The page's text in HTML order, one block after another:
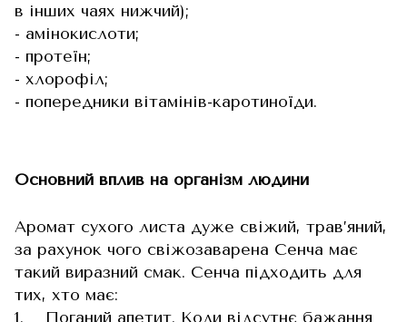
в інших чаях нижчий);
- амінокислоти;
- протеїн;
- хлорофіл;
- попередники вітамінів-каротиноїди.
Основний вплив на організм людини
Аромат сухого листа дуже свіжий, трав’яний,
за рахунок чого свіжозаварена Сенча має
такий виразний смак. Сенча підходить для
тих, хто має:
1. Поганий апетит. Коли відсутнє бажання